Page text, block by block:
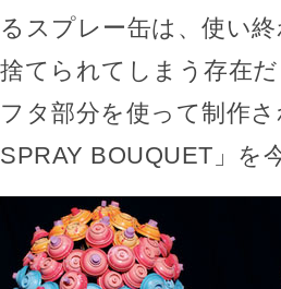
るスプレー缶は、使い
捨てられてしまう存在
フタ部分を使って制作
SPRAY BOUQUET」を